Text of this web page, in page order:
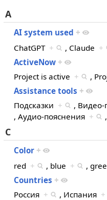
A
AI system used +
ChatGPT + , Claude +
ActiveNow +
Project is active + ,
Assistance tools +
Подсказки + , Видео-
, Аудио-пояснения + ,
C
Color +
red + , blue + ,
Countries +
Россия + , Испания +